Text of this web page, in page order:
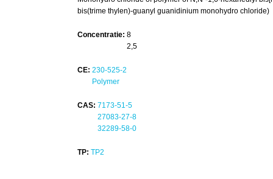
bis(trime thylen)-guanyl guanidinium monohydro chloride)
Concentratie: 8
2,5
CE: 230-525-2
Polymer
CAS: 7173-51-5
27083-27-8
32289-58-0
TP: TP2